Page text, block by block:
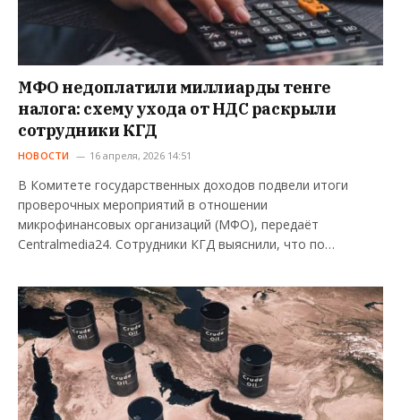
МФО недоплатили миллиарды тенге
налога: схему ухода от НДС раскрыли
сотрудники КГД
НОВОСТИ 16 апреля, 2026 14:51
В Комитете государственных доходов подвели итоги
проверочных мероприятий в отношении
микрофинансовых организаций (МФО), передаёт
Centralmedia24. Сотрудники КГД выяснили, что по…